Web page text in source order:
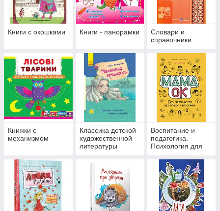
Книги с окошками Книги - панорамки
Словари и
справочники
Книжки с
механизмом
Классика детской
художественной
литературы
Воспитание и
педагогика.
Психология для